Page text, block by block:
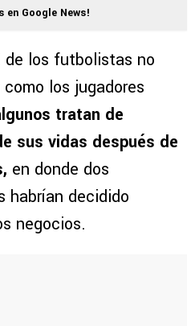
en Google News!
de los futbolistas no
los jugadores
tratan de
sus vidas después de
en donde dos
habrían decidido
negocios.